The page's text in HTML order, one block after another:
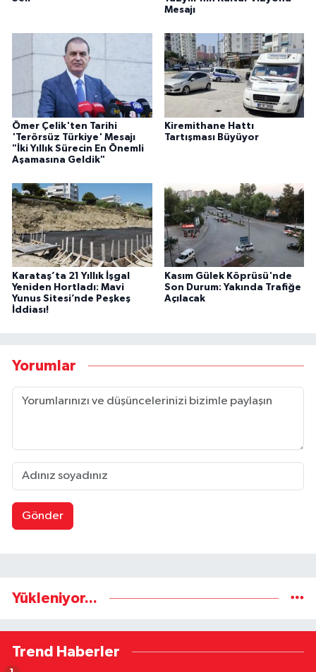
Mesajı
Ömer Çelik'ten Tarihi
'Terörsüz Türkiye' Mesajı
"İki Yıllık Sürecin En Önemli
Aşamasına Geldik"
Kiremithane Hattı
Tartışması Büyüyor
Karataş’ta 21 Yıllık İşgal
Yeniden Hortladı: Mavi
Yunus Sitesi’nde Peşkeş
İddiası!
Kasım Gülek Köprüsü'nde
Son Durum: Yakında Trafiğe
Açılacak
Yorumlar
Gönder
Yükleniyor...
Trend Haberler